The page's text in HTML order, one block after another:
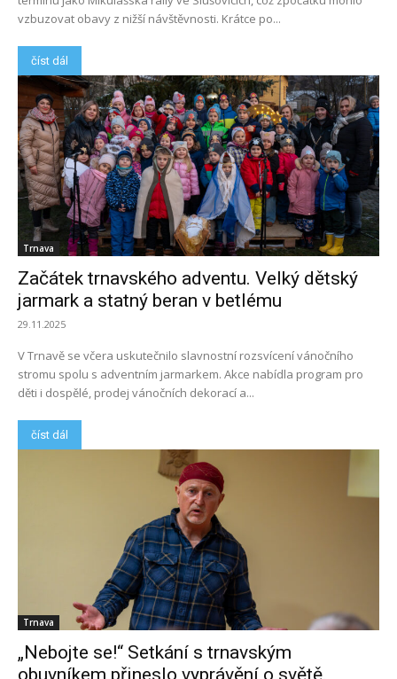
vzbuzovat obavy z nižší návštěvnosti. Krátce po...
číst dál
Trnava
Začátek trnavského adventu. Velký dětský
jarmark a statný beran v betlému
29.11.2025
V Trnavě se včera uskutečnilo slavnostní rozsvícení vánočního
stromu spolu s adventním jarmarkem. Akce nabídla program pro
děti i dospělé, prodej vánočních dekorací a...
číst dál
Trnava
„Nebojte se!“ Setkání s trnavským
obuvníkem přineslo vyprávění o světě,